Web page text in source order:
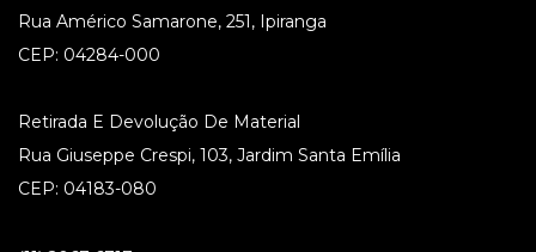
Rua Américo Samarone, 251, Ipiranga
CEP: 04284-000
Retirada E Devolução De Material
Rua Giuseppe Crespi, 103, Jardim Santa Emília
CEP: 04183-080